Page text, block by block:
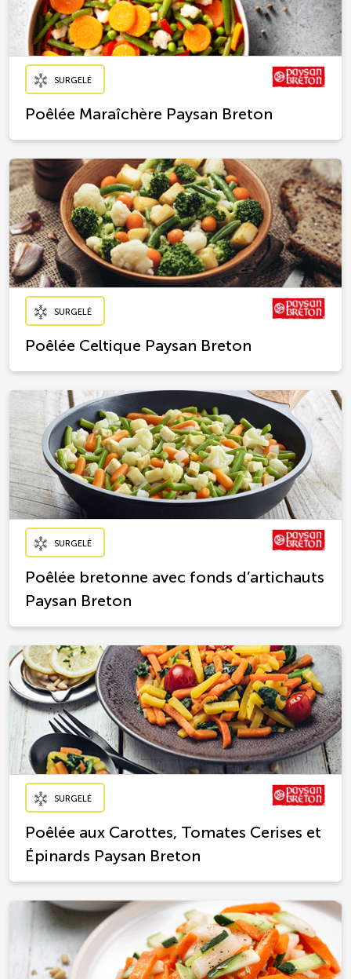
SURGELÉ
Poêlée Maraîchère Paysan Breton
SURGELÉ
Poêlée Celtique Paysan Breton
SURGELÉ
Poêlée bretonne avec fonds d’artichauts
Paysan Breton
SURGELÉ
Poêlée aux Carottes, Tomates Cerises et
Épinards Paysan Breton